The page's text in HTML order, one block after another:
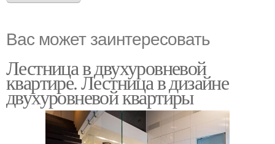
Вас может заинтересовать
Лестница в двухуровневой
квартире. Лестница в дизайне
двухуровневой квартиры